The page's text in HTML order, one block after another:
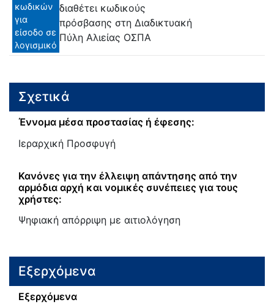
κωδικών
για
είσοδο σε
λογισμικό
διαθέτει κωδικούς
πρόσβασης στη Διαδικτυακή
Πύλη Αλιείας ΟΣΠΑ
Σχετικά
Έννομα μέσα προστασίας ή έφεσης:
Ιεραρχική Προσφυγή
Κανόνες για την έλλειψη απάντησης από την
αρμόδια αρχή και νομικές συνέπειες για τους
χρήστες:
Ψηφιακή απόρριψη με αιτιολόγηση
Εξερχόμενα
Εξερχόμενα